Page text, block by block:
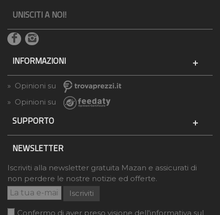
UNISCITI A NOI!
INFORMAZIONI
» Opinioni su
» Opinioni su
SUPPORTO
NEWSLETTER
Iscriviti alla newsletter gratuita Mazan e assicurati di
non perdere le nostre notizie ed offerte.
Iscriviti
Confermo di aver preso visione dell'informativa sul